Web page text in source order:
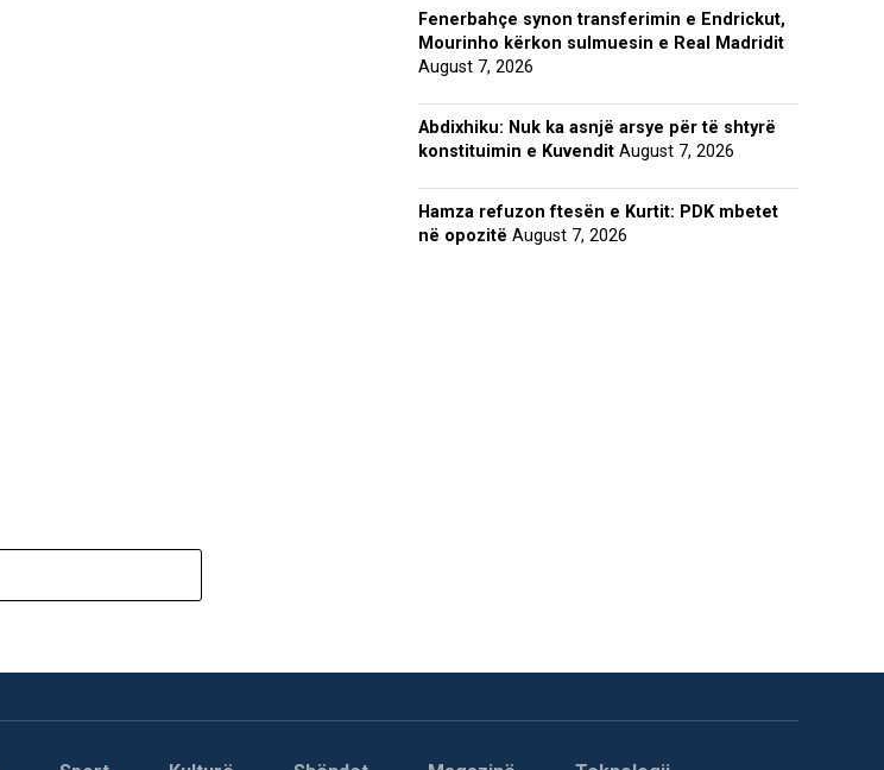
Fenerbahçe synon transferimin e Endrickut,
Mourinho kërkon sulmuesin e Real Madridit
August 7, 2026
Abdixhiku: Nuk ka asnjë arsye për të shtyrë
konstituimin e Kuvendit August 7, 2026
Hamza refuzon ftesën e Kurtit: PDK mbetet
në opozitë August 7, 2026